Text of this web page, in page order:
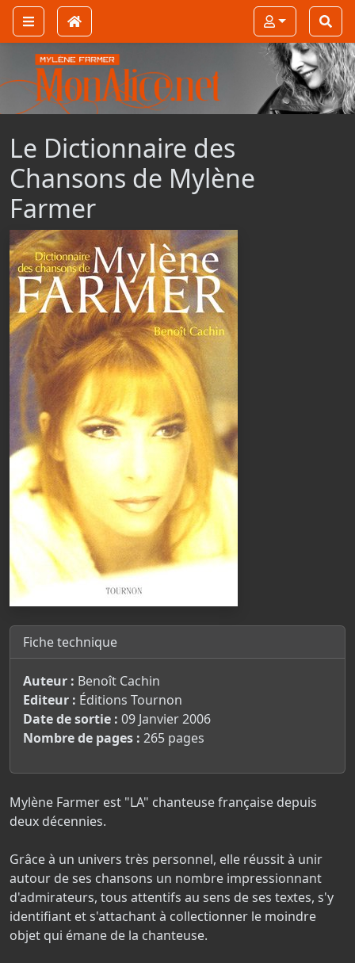
Le Dictionnaire des
Chansons de Mylène
Farmer
Fiche technique
Auteur : Benoît Cachin
Editeur : Éditions Tournon
Date de sortie : 09 Janvier 2006
Nombre de pages : 265 pages
Mylène Farmer est "LA" chanteuse française depuis
deux décennies.
Grâce à un univers très personnel, elle réussit à unir
autour de ses chansons un nombre impressionnant
d'admirateurs, tous attentifs au sens de ses textes, s'y
identifiant et s'attachant à collectionner le moindre
objet qui émane de la chanteuse.